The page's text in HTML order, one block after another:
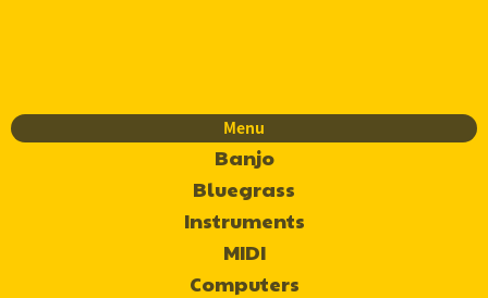
Menu
Banjo
Bluegrass
Instruments
MIDI
Computers